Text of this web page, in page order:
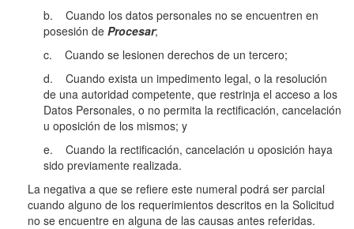
b. Cuando los datos personales no se encuentren en
posesión de Procesar;
c. Cuando se lesionen derechos de un tercero;
d. Cuando exista un impedimento legal, o la resolución
de una autoridad competente, que restrinja el acceso a los
Datos Personales, o no permita la rectificación, cancelación
u oposición de los mismos; y
e. Cuando la rectificación, cancelación u oposición haya
sido previamente realizada.
La negativa a que se refiere este numeral podrá ser parcial
cuando alguno de los requerimientos descritos en la Solicitud
no se encuentre en alguna de las causas antes referidas.